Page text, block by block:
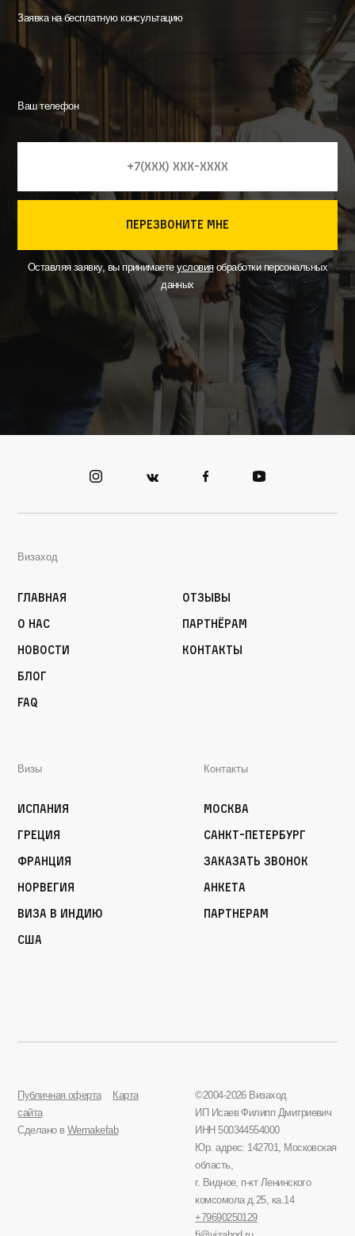
Заявка на бесплатную консультацию
Ваш телефон
перезвоните мне
Оставляя заявку, вы принимаетеусловияобработки персональных
данных
Визаход
Главная
О нас
Новости
Блог
FAQ
Отзывы
Партнёрам
Контакты
Визы
Испания
Греция
Франция
Норвегия
Виза в Индию
США
Контакты
Москва
Санкт-Петербург
Заказать звонок
Анкета
Партнерам
Публичная оферта
Карта
сайта
Сделано в Wemakefab
©2004-2026 Визаход
ИП Исаев Филипп Дмитриевич
ИНН 500344554000
Юр. адрес: 142701, Московская
область,
г. Видное, п-кт Ленинского
комсомола д.25, ка.14
+79690250129